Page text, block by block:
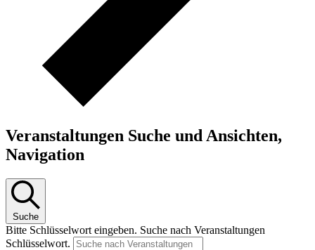
Veranstaltungen Suche und Ansichten,
Navigation
Suche
Bitte Schlüsselwort eingeben. Suche nach Veranstaltungen
Schlüsselwort.